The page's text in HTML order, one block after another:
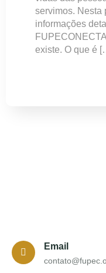
servimos. Nesta
informações
existe. O que é
Email